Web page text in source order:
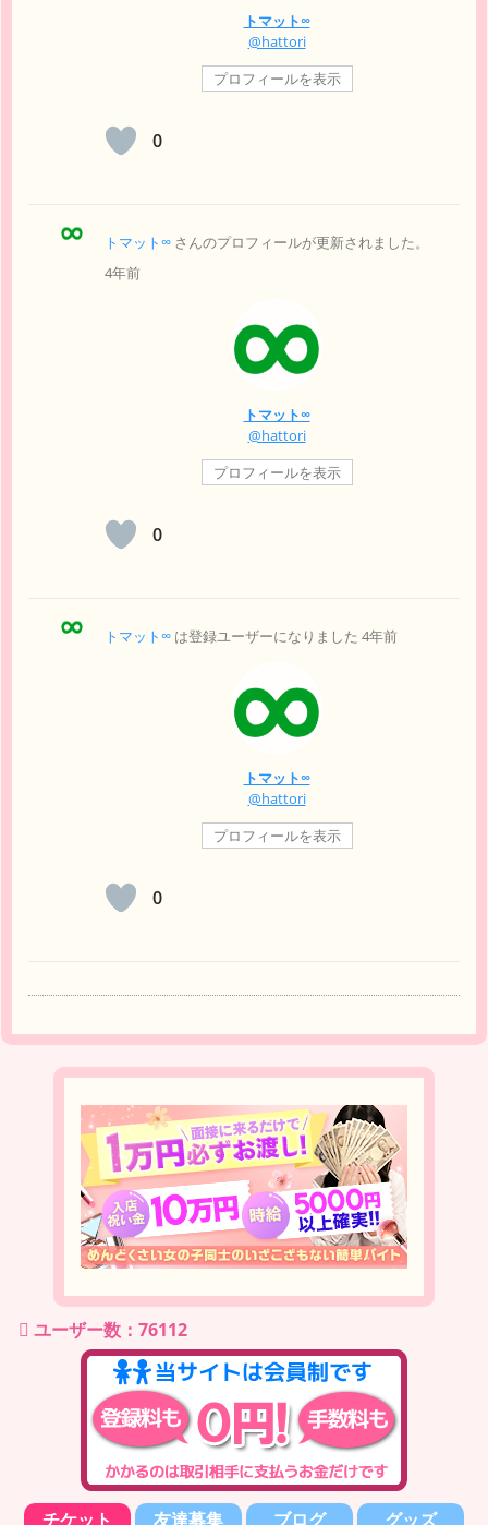
トマット∞
@hattori
プロフィールを表示
0
トマット∞ さんのプロフィールが更新されました。
4年前
トマット∞
@hattori
プロフィールを表示
0
トマット∞ は登録ユーザーになりました 4年前
トマット∞
@hattori
プロフィールを表示
0
ユーザー数：76112
チケット 友達募集 ブログ グッズ